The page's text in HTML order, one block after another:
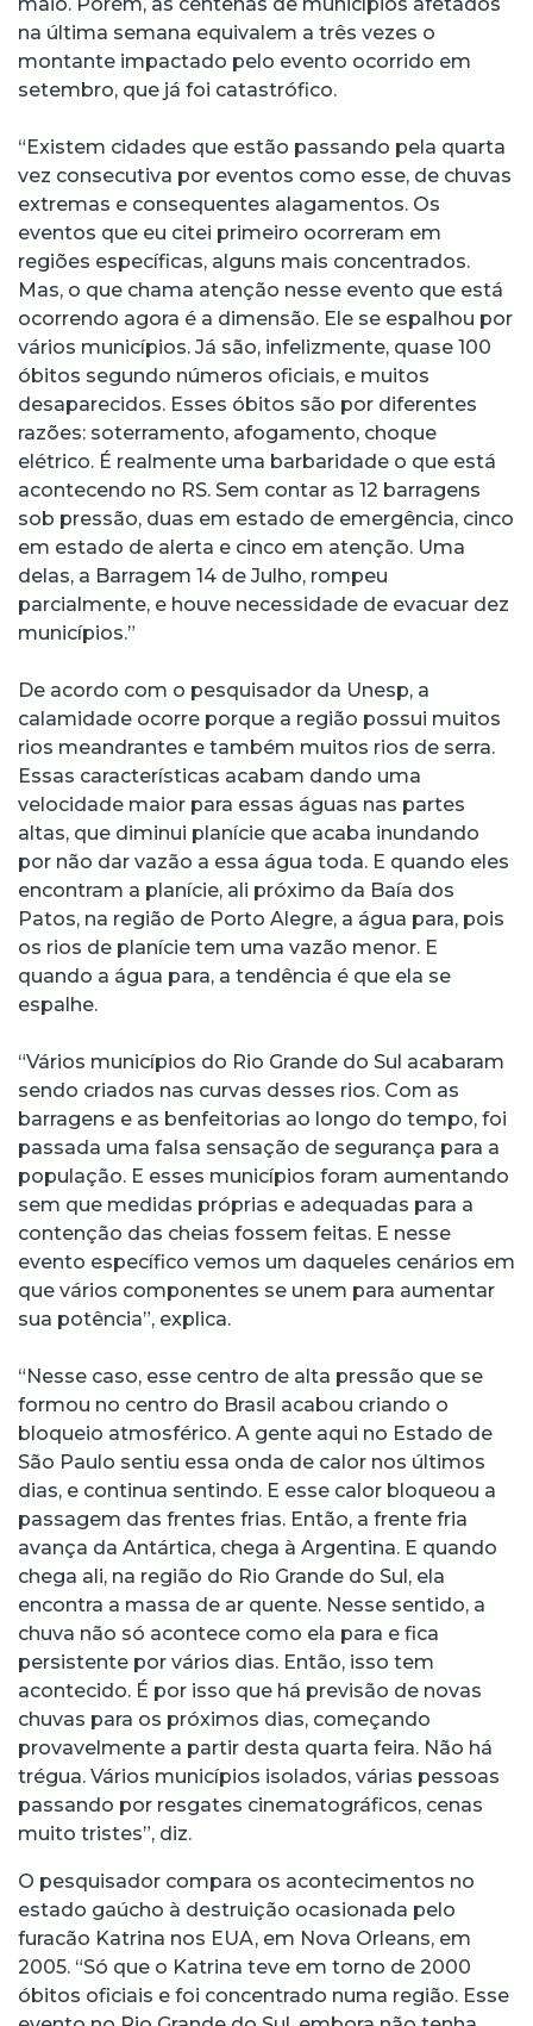
maio. Porém, as centenas de municípios afetados
na última semana equivalem a três vezes o
montante impactado pelo evento ocorrido em
setembro, que já foi catastrófico.
“Existem cidades que estão passando pela quarta
vez consecutiva por eventos como esse, de chuvas
extremas e consequentes alagamentos. Os
eventos que eu citei primeiro ocorreram em
regiões específicas, alguns mais concentrados.
Mas, o que chama atenção nesse evento que está
ocorrendo agora é a dimensão. Ele se espalhou por
vários municípios. Já são, infelizmente, quase 100
óbitos segundo números oficiais, e muitos
desaparecidos. Esses óbitos são por diferentes
razões: soterramento, afogamento, choque
elétrico. É realmente uma barbaridade o que está
acontecendo no RS. Sem contar as 12 barragens
sob pressão, duas em estado de emergência, cinco
em estado de alerta e cinco em atenção. Uma
delas, a Barragem 14 de Julho, rompeu
parcialmente, e houve necessidade de evacuar dez
municípios.”
De acordo com o pesquisador da Unesp, a
calamidade ocorre porque a região possui muitos
rios meandrantes e também muitos rios de serra.
Essas características acabam dando uma
velocidade maior para essas águas nas partes
altas, que diminui planície que acaba inundando
por não dar vazão a essa água toda. E quando eles
encontram a planície, ali próximo da Baía dos
Patos, na região de Porto Alegre, a água para, pois
os rios de planície tem uma vazão menor. E
quando a água para, a tendência é que ela se
espalhe.
“Vários municípios do Rio Grande do Sul acabaram
sendo criados nas curvas desses rios. Com as
barragens e as benfeitorias ao longo do tempo, foi
passada uma falsa sensação de segurança para a
população. E esses municípios foram aumentando
sem que medidas próprias e adequadas para a
contenção das cheias fossem feitas. E nesse
evento específico vemos um daqueles cenários em
que vários componentes se unem para aumentar
sua potência”, explica.
“Nesse caso, esse centro de alta pressão que se
formou no centro do Brasil acabou criando o
bloqueio atmosférico. A gente aqui no Estado de
São Paulo sentiu essa onda de calor nos últimos
dias, e continua sentindo. E esse calor bloqueou a
passagem das frentes frias. Então, a frente fria
avança da Antártica, chega à Argentina. E quando
chega ali, na região do Rio Grande do Sul, ela
encontra a massa de ar quente. Nesse sentido, a
chuva não só acontece como ela para e fica
persistente por vários dias. Então, isso tem
acontecido. É por isso que há previsão de novas
chuvas para os próximos dias, começando
provavelmente a partir desta quarta feira. Não há
trégua. Vários municípios isolados, várias pessoas
passando por resgates cinematográficos, cenas
muito tristes”, diz.
O pesquisador compara os acontecimentos no
estado gaúcho à destruição ocasionada pelo
furacão Katrina nos EUA, em Nova Orleans, em
2005. “Só que o Katrina teve em torno de 2000
óbitos oficiais e foi concentrado numa região. Esse